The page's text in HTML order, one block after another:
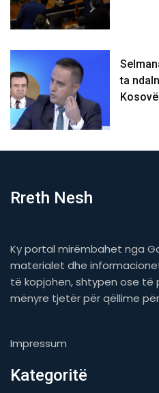
ta
Rreth Nesh
Ky portal mirëmbahet nga
materialet dhe
të kopjohen, shtypen ose të
mënyre tjetër për qëllime
Impressum
Kategoritë